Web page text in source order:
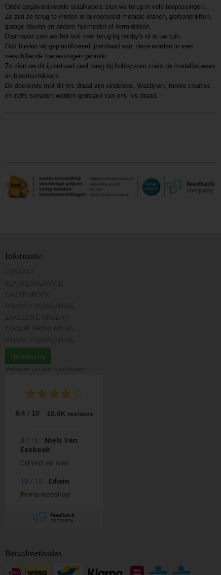
Onze gegalvaniseerde staalkabels zien we terug in vele toepassingen.
Zo zijn ze terug te vinden in bijvoorbeeld mobiele kranen, personenliften,
garage deuren en andere hijsmiddel of liermiddelen.
Daarnaast zien we het ook veel terug bij hobby's of in uw tuin.
Ook bieden wij geplastificeerd ijzerdraad aan, deze worden in veel
verschillende toepassingen gebruikt.
Zo zien we dit ijzerdraad veel terug bij hobbyisten zoals de modelbouwers
en bloemschikkers.
De doeleinde met dit rvs draad zijn eindeloos, Waslijnen, mooie creaties
en zelfs sieraden worden gemaakt van ons rvs draad.
Informatie
Herroeping
8.4 / 10 10.6K reviews
8 / 10
Niels Van
Eesbeek
Correct en snel
10 / 10
Edwin
Prima webshop
Betaalmethodes